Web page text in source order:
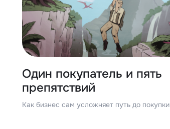
Один покупатель и пять
препятствий
Как бизнес сам усложняет путь до покупки